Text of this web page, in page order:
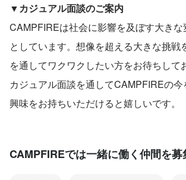
▼カジュアル面談のご案内
CAMPFIREは社会に影響を及ぼす大きな
としています。想像を超える大きな挑戦
を通してワクワクしたい方をお待ちして
カジュアル面談を通してCAMPFIREの
興味をお持ちいただけると嬉しいです。
CAMPFIREでは一緒に働く仲間を